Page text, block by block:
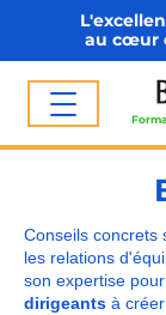
au cœur
Conseils concrets
les relations
son expertise
dirigeants à